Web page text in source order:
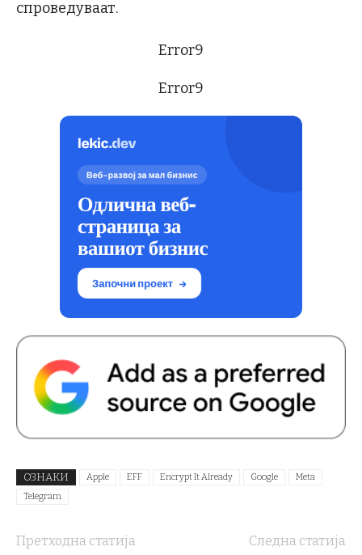
спроведуваат.
Error9
Error9
ОЗНАКИ Apple EFF Encrypt It Already Google
Meta
Telegram
Претходна статија
Следна статија